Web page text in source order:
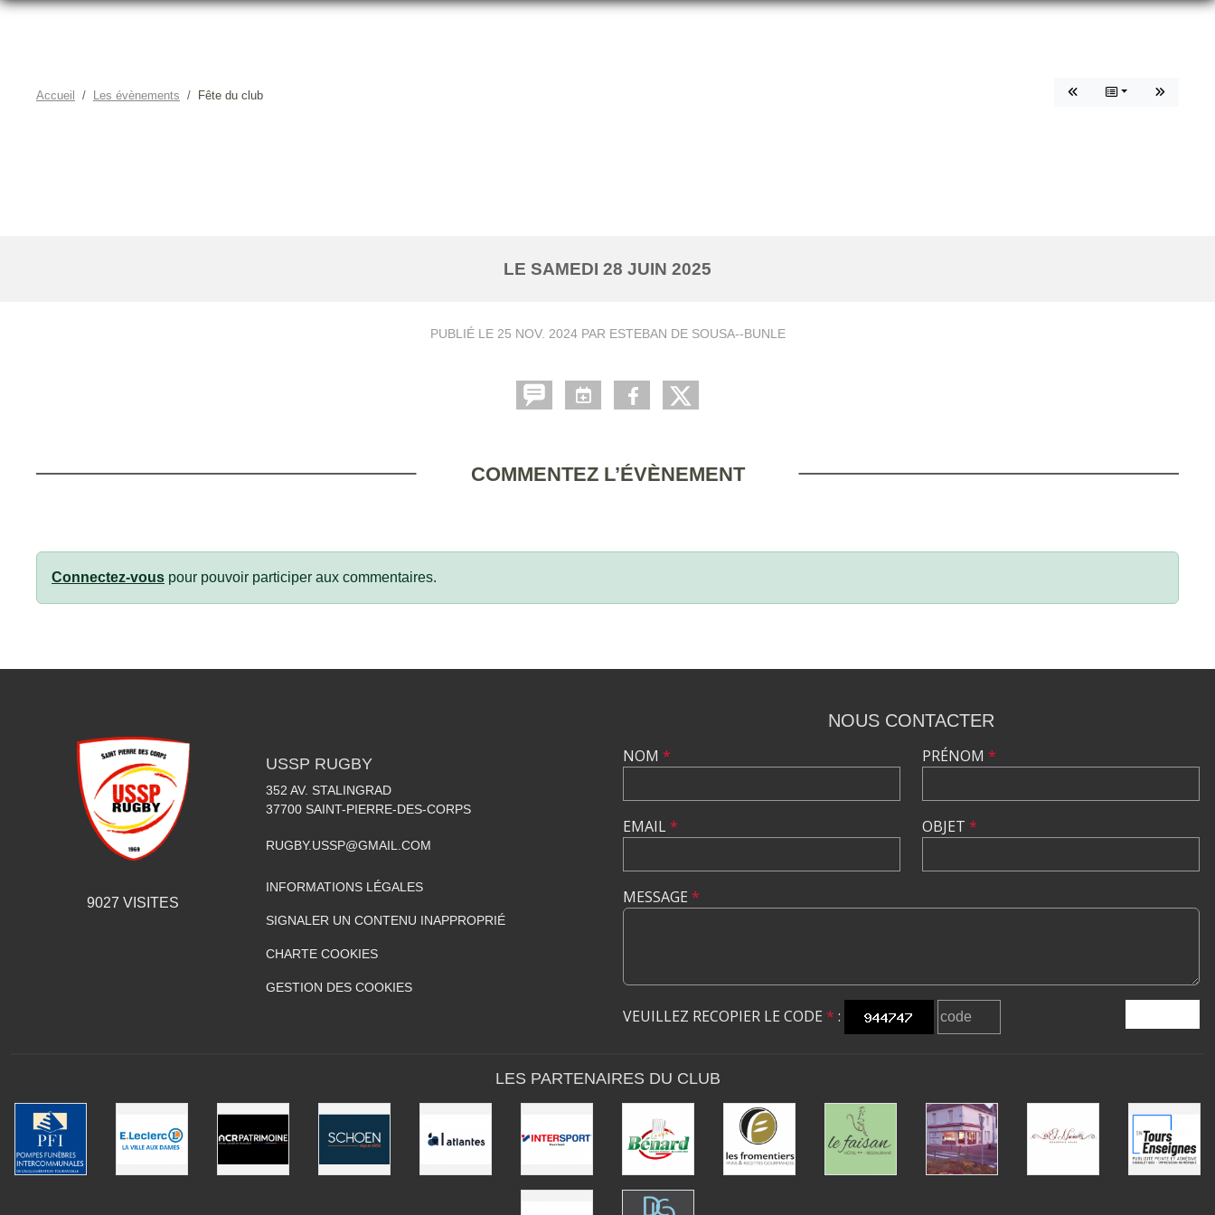
Accueil Les évènements Fête du club
LE SAMEDI 28 JUIN 2025
PUBLIÉ LE 25 NOV. 2024PAR ESTEBAN DE SOUSA--BUNLE
COMMENTEZ L’ÉVÈNEMENT
Connectez-vous pour pouvoir participer aux commentaires.
9027 VISITES
USSP RUGBY
352 AV. STALINGRAD
37700 SAINT-PIERRE-DES-CORPS
RUGBY.USSP@GMAIL.COM
INFORMATIONS LÉGALES
SIGNALER UN CONTENU INAPPROPRIÉ
CHARTE COOKIES
GESTION DES COOKIES
NOUS CONTACTER
NOM *
EMAIL*
PRÉNOM *
OBJET *
MESSAGE *
VEUILLEZ RECOPIER LE CODE * :
LES PARTENAIRES DU CLUB